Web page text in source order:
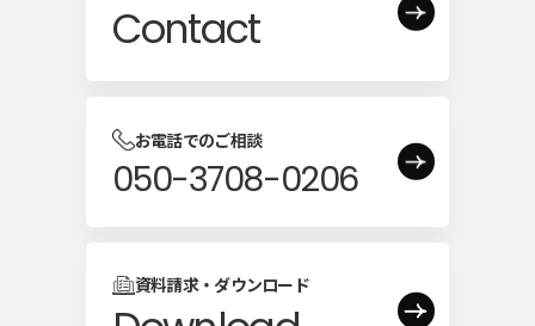
Contact
お電話でのご相談
050-3708-0206
資料請求・ダウンロード